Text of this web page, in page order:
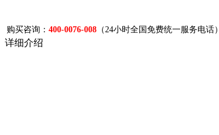
购买咨询： 400-0076-008 （24小时全国免费统一服务电话）
详细介绍